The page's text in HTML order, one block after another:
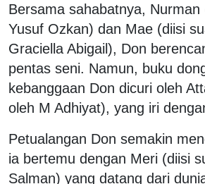
Bersama sahabatnya, Nurman
Yusuf Ozkan) dan Mae (diisi
Graciella Abigail), Don
pentas seni. Namun, buku
kebanggaan Don dicuri oleh
oleh M Adhiyat), yang iri
Petualangan Don semakin
ia bertemu dengan Meri (diisi
Salman) yang datang dari